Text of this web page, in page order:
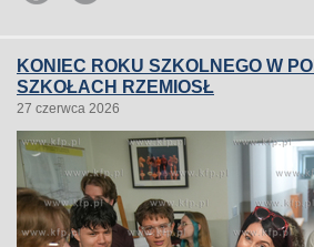
KONIEC ROKU SZKOLNEGO W
SZKOŁACH RZEMIOSŁ
27 czerwca 2026